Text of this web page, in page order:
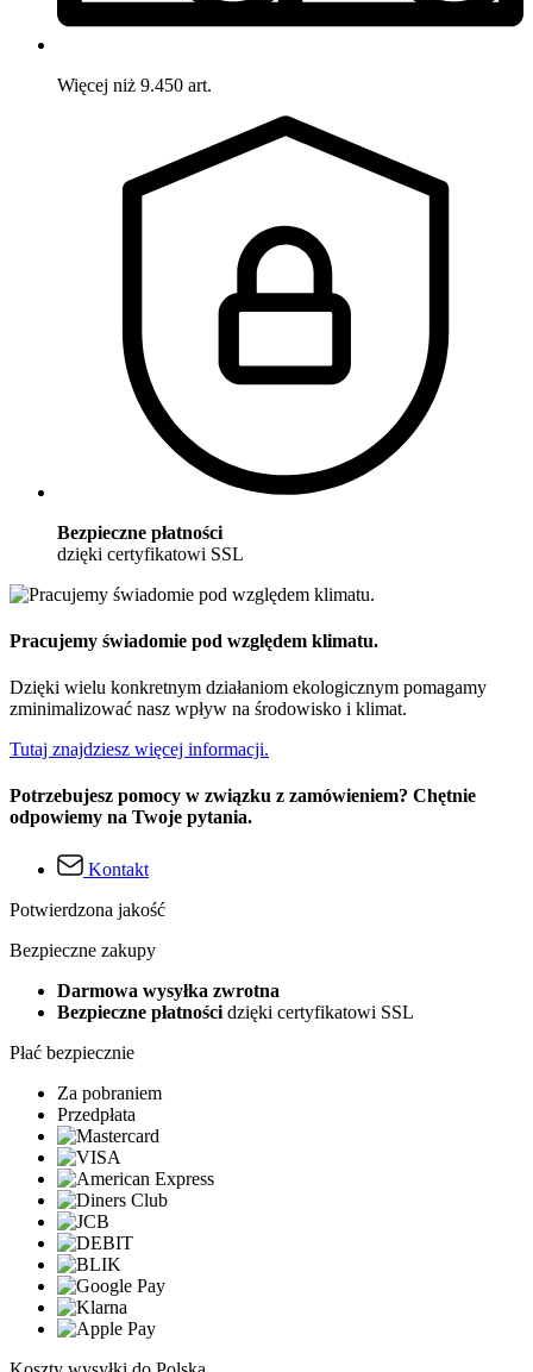
Więcej niż 9.450 art.
Bezpieczne płatności
dzięki certyfikatowi SSL
Pracujemy świadomie pod względem klimatu.
Dzięki wielu konkretnym działaniom ekologicznym pomagamy
zminimalizować nasz wpływ na środowisko i klimat.
Tutaj znajdziesz więcej informacji.
Potrzebujesz pomocy w związku z zamówieniem? Chętnie
odpowiemy na Twoje pytania.
Kontakt
Potwierdzona jakość
Bezpieczne zakupy
Darmowa wysyłka zwrotna
Bezpieczne płatności dzięki certyfikatowi SSL
Płać bezpiecznie
Za pobraniem
Przedpłata